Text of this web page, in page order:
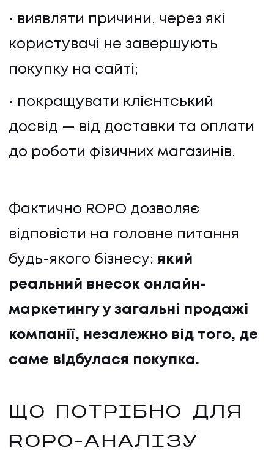
виявляти причини, через які
користувачі не завершують
покупку на сайті;
покращувати клієнтський
досвід — від доставки та оплати
до роботи фізичних магазинів.
Фактично ROPO дозволяє
відповісти на головне питання
будь-якого бізнесу: який
реальний внесок онлайн-
маркетингу у загальні продажі
компанії, незалежно від того, де
саме відбулася покупка.
ЩО ПОТРІБНО ДЛЯ
ROPO-АНАЛІЗУ